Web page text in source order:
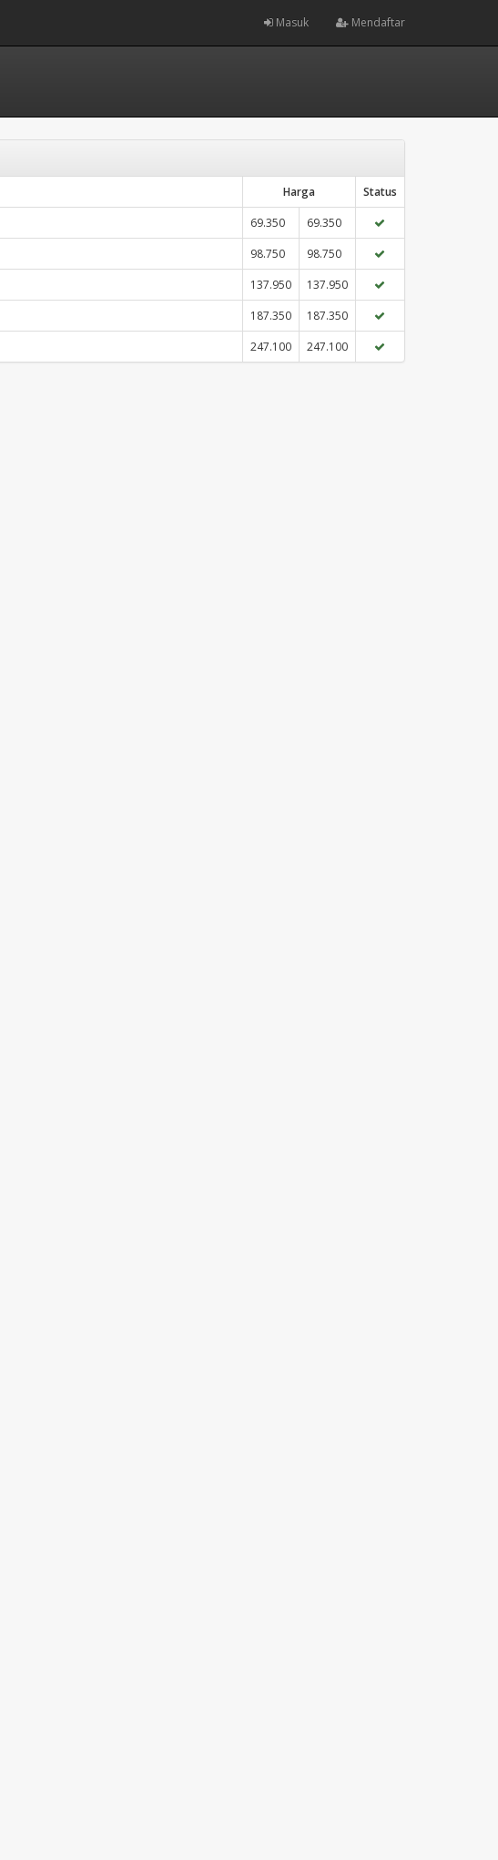
Masuk Mendaftar
Harga
Status
69.350
69.350
98.750
98.750
137.950
137.950
187.350
187.350
247.100 247.100